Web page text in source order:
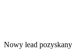
Nowy lead pozyskany